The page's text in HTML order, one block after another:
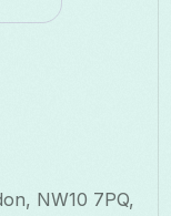
NW10 7PQ,